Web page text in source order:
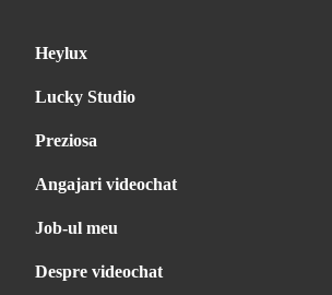
Heylux
Lucky Studio
Preziosa
Angajari videochat
Job-ul meu
Despre videochat